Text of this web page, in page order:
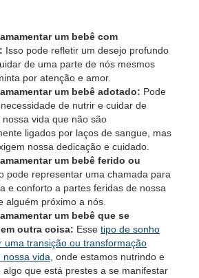
um bebê com
Isso pode refletir um desejo profundo
de uma parte de nós mesmos
por atenção e amor.
um bebê adotado: Pode
de nutrir e cuidar de
vida que não são
ligados por laços de sangue, mas
nossa dedicação e cuidado.
um bebê ferido ou
pode representar uma chamada para
e conforto a partes feridas de nossa
alguém próximo a nós.
um bebê que se
outra coisa: Esse tipo de sonho
uma transição ou transformação
nossa vida, onde estamos nutrindo e
algo que está prestes a se manifestar